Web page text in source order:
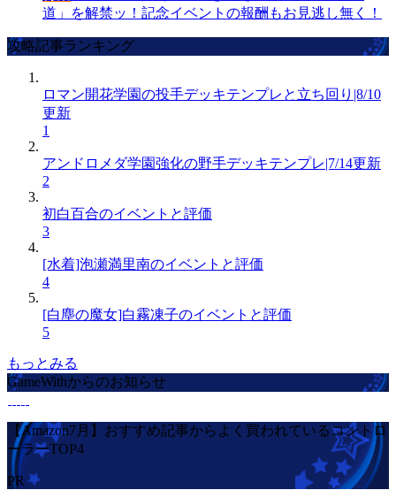
道」を解禁ッ！記念イベントの報酬もお見逃し無く！
攻略記事ランキング
ロマン開花学園の投手デッキテンプレと立ち回り|8/10
更新
1
アンドロメダ学園強化の野手デッキテンプレ|7/14更新
2
初白百合のイベントと評価
3
[水着]泡瀬満里南のイベントと評価
4
[白塵の魔女]白霧凍子のイベントと評価
5
もっとみる
GameWithからのお知らせ
【Amazon7月】おすすめ記事からよく買われているコントロ
ーラーTOP4
PR